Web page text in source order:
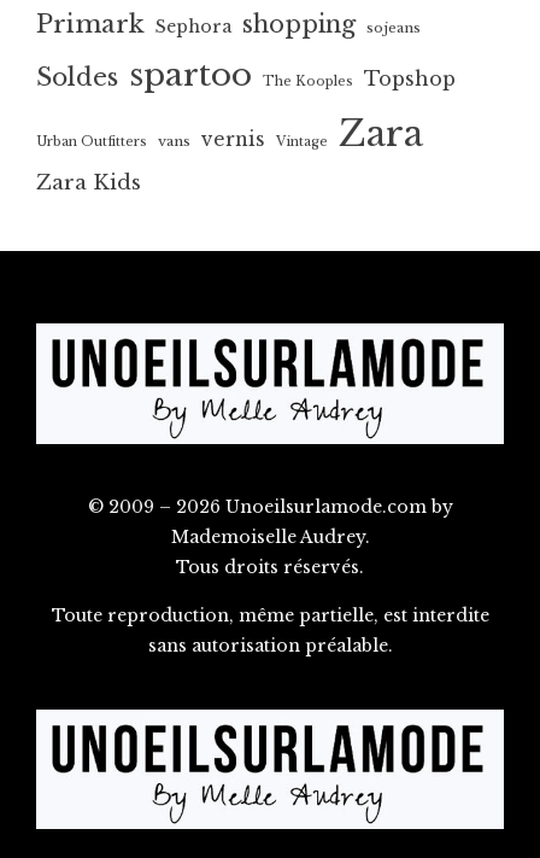
Primark Sephora shopping sojeans
Soldes spartoo The Kooples Topshop
Urban Outfitters vans vernis Vintage Zara
Zara Kids
© 2009 – 2026 Unoeilsurlamode.com by
Mademoiselle Audrey.
Tous droits réservés.
Toute reproduction, même partielle, est interdite
sans autorisation préalable.